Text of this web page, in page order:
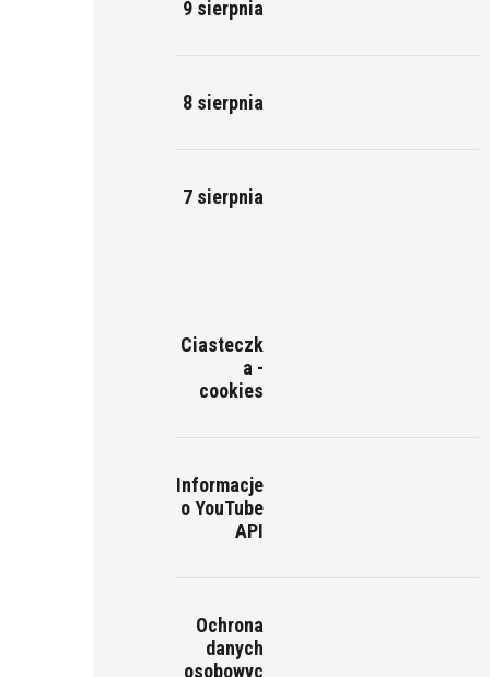
9 sierpnia
8 sierpnia
7 sierpnia
Ciasteczk
a -
cookies
Informacje
o YouTube
API
Ochrona
danych
osobowyc